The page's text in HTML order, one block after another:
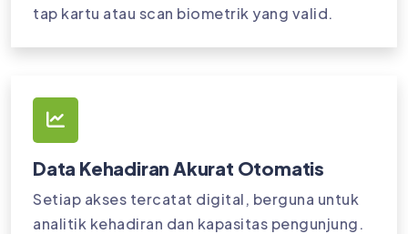
tap kartu atau scan biometrik yang valid.
Data Kehadiran Akurat Otomatis
Setiap akses tercatat digital, berguna untuk
analitik kehadiran dan kapasitas pengunjung.